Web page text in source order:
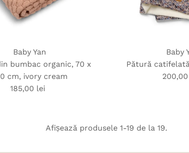
Baby Yan
bumbac organic, 70 x
cm, ivory cream
Preț
185,00 lei
Baby
Pătură
Afișează produsele 1-19 de la 19.